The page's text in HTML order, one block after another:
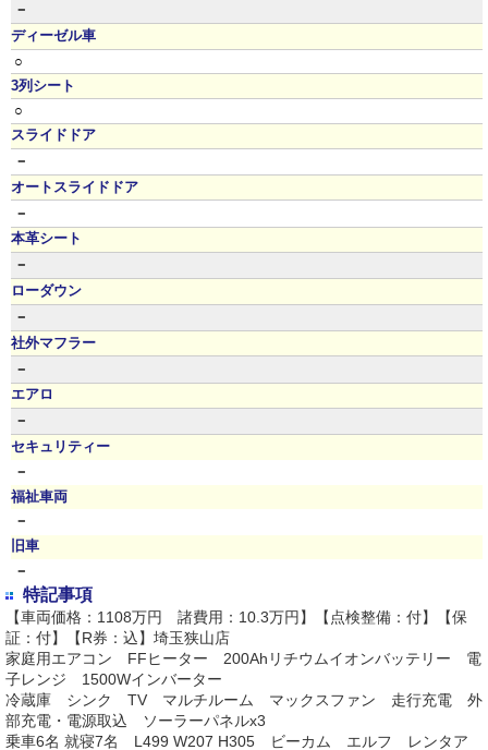
－
ディーゼル車
○
3列シート
○
スライドドア
－
オートスライドドア
－
本革シート
－
ローダウン
－
社外マフラー
－
エアロ
－
セキュリティー
－
福祉車両
－
旧車
－
特記事項
【車両価格：1108万円 諸費用：10.3万円】【点検整備：付】【保
証：付】【R券：込】埼玉狭山店
家庭用エアコン FFヒーター 200Ahリチウムイオンバッテリー 電
子レンジ 1500Wインバーター
冷蔵庫 シンク TV マルチルーム マックスファン 走行充電 外
部充電・電源取込 ソーラーパネルx3
乗車6名 就寝7名 L499 W207 H305 ビーカム エルフ レンタア